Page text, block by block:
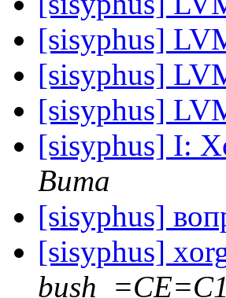
[sisyphus]
[sisyphus]
[sisyphus]
[sisyphus] I:
Вита
[sisyphus]
[sisyphus]